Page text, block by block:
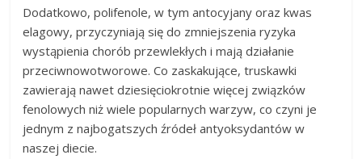
Dodatkowo, polifenole, w tym antocyjany oraz kwas
elagowy, przyczyniają się do zmniejszenia ryzyka
wystąpienia chorób przewlekłych i mają działanie
przeciwnowotworowe. Co zaskakujące, truskawki
zawierają nawet dziesięciokrotnie więcej związków
fenolowych niż wiele popularnych warzyw, co czyni je
jednym z najbogatszych źródeł antyoksydantów w
naszej diecie.